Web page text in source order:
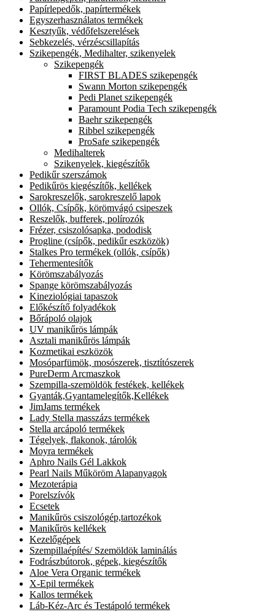
Papírlepedők, papírtermékek
Egyszerhasználatos termékek
Kesztyűk, védőfelszerelések
Sebkezelés, vérzéscsillapítás
Szikepengék, Medihalter, szikenyelek
Szikepengék
FIRST BLADES szikepengék
Swann Morton szikepengék
Pedi Planet szikepengék
Paramount Podia Tech szikepengék
Baehr szikepengék
Ribbel szikepengék
ProSafe szikepengék
Medihalterek
Szikenyelek, kiegészítők
Pedikűr szerszámok
Pedikűrös kiegészítők, kellékek
Sarokreszelők, sarokreszelő lapok
Ollók, Csípők, körömvágó csipeszek
Reszelők, bufferek, polírozók
Frézer, csiszolósapka, pododisk
Progline (csípők, pedikűr eszközök)
Stalkes Pro termékek (ollók, csípők)
Tehermentesítők
Körömszabályozás
Spange körömszabályozás
Kineziológiai tapaszok
Előkészítő folyadékok
Bőrápoló olajok
UV manikűrös lámpák
Asztali manikűrös lámpák
Kozmetikai eszközök
Mosóparfümök, mosószerek, tisztítószerek
PureDerm Arcmaszkok
Szempilla-szemöldök festékek, kellékek
Gyanták,Gyantamelegítők,Kellékek
JimJams termékek
Lady Stella masszázs termékek
Stella arcápoló termékek
Tégelyek, flakonok, tárolók
Moyra termékek
Aphro Nails Gél Lakkok
Pearl Nails Műköröm Alapanyagok
Mezoterápia
Porelszívók
Ecsetek
Manikűrös csiszológép,tartozékok
Manikűrös kellékek
Kezelőgépek
Szempillaépítés/ Szemöldök laminálás
Fodrászbútorok, gépek, kiegészítők
Aloe Vera Organic termékek
X-Epil termékek
Kallos termékek
Láb-Kéz-Arc és Testápoló termékek